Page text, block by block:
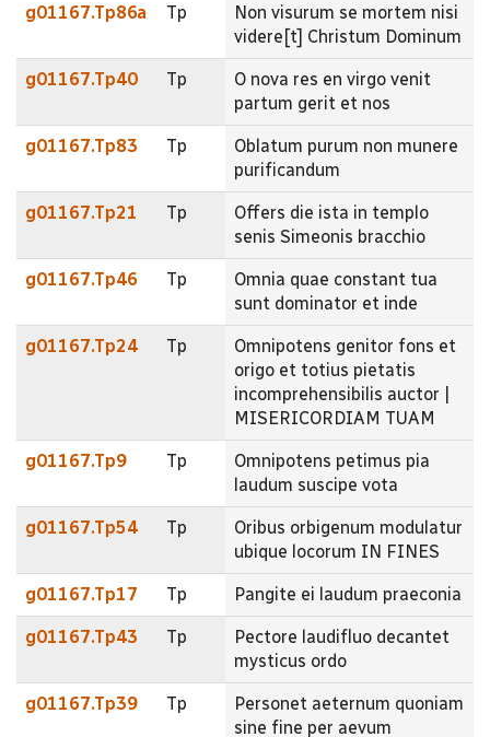
g01167.Tp86a Tp
Non visurum se mortem nisi
videre[t] Christum Dominum
g01167.Tp40 Tp
O nova res en virgo venit
partum gerit et nos
g01167.Tp83 Tp
Oblatum purum non munere
purificandum
g01167.Tp21 Tp
Offers die ista in templo
senis Simeonis bracchio
g01167.Tp46 Tp
Omnia quae constant tua
sunt dominator et inde
g01167.Tp24 Tp
Omnipotens genitor fons et
origo et totius pietatis
incomprehensibilis auctor |
MISERICORDIAM TUAM
g01167.Tp9 Tp
Omnipotens petimus pia
laudum suscipe vota
g01167.Tp54 Tp
Oribus orbigenum modulatur
ubique locorum IN FINES
g01167.Tp17 Tp Pangite ei laudum praeconia
g01167.Tp43 Tp
Pectore laudifluo decantet
mysticus ordo
g01167.Tp39 Tp
Personet aeternum quoniam
sine fine per aevum